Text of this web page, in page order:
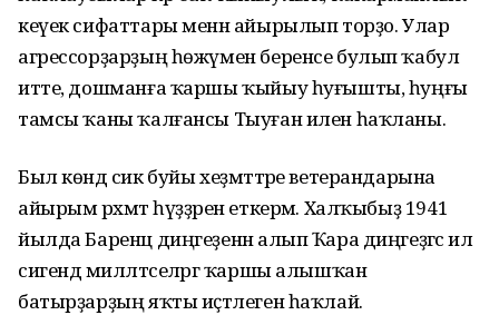
кеүек сифаттары менән айырылып торҙо. Улар
агрессорҙарҙың һөжүмен беренсе булып ҡабул
итте, дошманға ҡаршы ҡыйыу һуғышты, һуңғы
тамсы ҡаны ҡалғансы Тыуған илен һаҡланы.
Был көндә сик буйы хеҙмәттәре ветерандарына
айырым рәхмәт һүҙҙәрен еткерәм. Халҡыбыҙ 1941
йылда Баренц диңгеҙенән алып Ҡара диңгеҙгәсә ил
сигендә милләтселәргә ҡаршы алышҡан
батырҙарҙың яҡты иҫтәлеген һаҡлай.